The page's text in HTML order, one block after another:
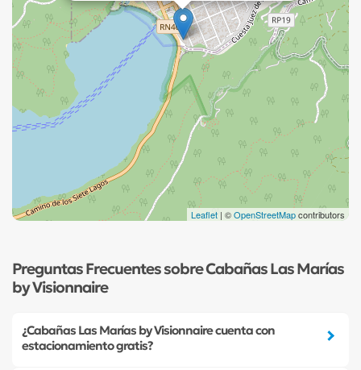
Leaflet | ©OpenStreetMapcontributors
Preguntas Frecuentes sobre Cabañas Las Marías
by Visionnaire
¿Cabañas Las Marías by Visionnaire cuenta con
estacionamiento gratis?